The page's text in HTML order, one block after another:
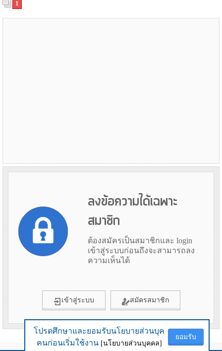
โปรดศึกษาและยอมรับนโยบายส่วนบุค
คนก่อนเริ่มใช้งาน [นโยบายส่วนบุคคล]
ยอมรับ
1
ลงข้อความได้เฉพาะ
สมาชิก
ต้องสมัครเป็นสมาชิกและ login
เข้าสู่ระบบก่อนถึงจะสามารถลง
ความเห็นได้
เข้าสู่ระบบ สมัครสมาชิก
ข้อมูลเมื่อ 6th August 2026 10:51
โปรดศึกษาและยอมรับนโยบายส่วนบุค
คนก่อนเริ่มใช้งาน [นโยบายส่วนบุคคล]
ยอมรับ